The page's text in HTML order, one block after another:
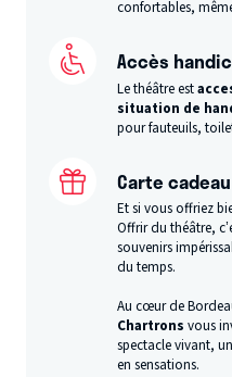
confortables,
Accès
Le théâtre est
situation de
pour fauteuils,
Carte cadeau
Et si vous offriez
Offrir du théâtre,
souvenirs
du temps.
Au cœur de
Chartrons vous
spectacle vivant,
en sensations.